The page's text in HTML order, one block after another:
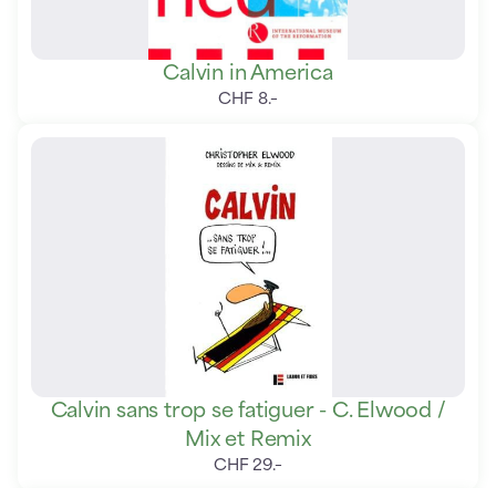
Calvin in America
CHF 8.–
Calvin sans trop se fatiguer - C. Elwood /
Mix et Remix
CHF 29.–